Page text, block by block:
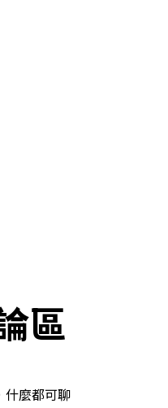
區
什麼都可聊